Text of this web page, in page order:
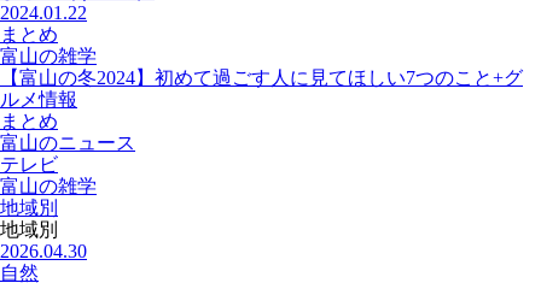
2024.01.22
まとめ
富山の雑学
【富山の冬2024】初めて過ごす人に見てほしい7つのこと+グ
ルメ情報
まとめ
富山のニュース
テレビ
富山の雑学
地域別
地域別
2026.04.30
自然